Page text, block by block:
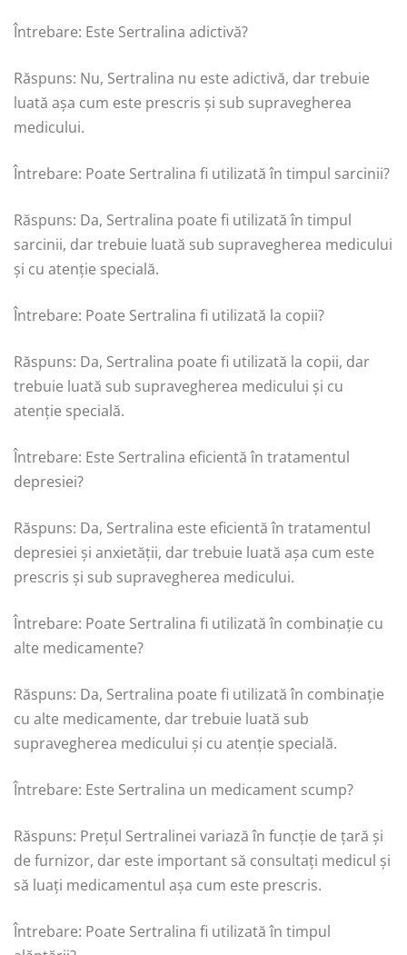
Întrebare: Este Sertralina adictivă?
Răspuns: Nu, Sertralina nu este adictivă, dar trebuie
luată așa cum este prescris și sub supravegherea
medicului.
Întrebare: Poate Sertralina fi utilizată în timpul sarcinii?
Răspuns: Da, Sertralina poate fi utilizată în timpul
sarcinii, dar trebuie luată sub supravegherea medicului
și cu atenție specială.
Întrebare: Poate Sertralina fi utilizată la copii?
Răspuns: Da, Sertralina poate fi utilizată la copii, dar
trebuie luată sub supravegherea medicului și cu
atenție specială.
Întrebare: Este Sertralina eficientă în tratamentul
depresiei?
Răspuns: Da, Sertralina este eficientă în tratamentul
depresiei și anxietății, dar trebuie luată așa cum este
prescris și sub supravegherea medicului.
Întrebare: Poate Sertralina fi utilizată în combinație cu
alte medicamente?
Răspuns: Da, Sertralina poate fi utilizată în combinație
cu alte medicamente, dar trebuie luată sub
supravegherea medicului și cu atenție specială.
Întrebare: Este Sertralina un medicament scump?
Răspuns: Prețul Sertralinei variază în funcție de țară și
de furnizor, dar este important să consultați medicul și
să luați medicamentul așa cum este prescris.
Întrebare: Poate Sertralina fi utilizată în timpul